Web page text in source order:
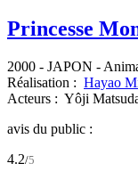
Princesse
2000 - JAPON -
Réalisation : Hayao
Acteurs : Yôji
avis du public :
4.2/5